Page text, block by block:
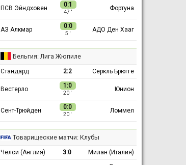
ПСВ Эйндховен 0:1
47 ′
Фортуна
АЗ Алкмар 0:0
5 ′
АДО Ден Хааг
Бельгия: Лига Жюпиле
Стандард 2:2 Серкль Брюгге
Вестерло 1:0
20 ′
Юнион
Сент-Трюйден 0:0
20 ′
Ломмел
Товарищеские матчи: Клубы
Челси (Англия) 3:0 Милан (Италия)